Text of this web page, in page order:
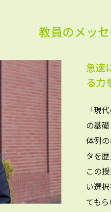
教員のメッ
急速
る力
「現
の基
体例
タを
この
い選
てもら